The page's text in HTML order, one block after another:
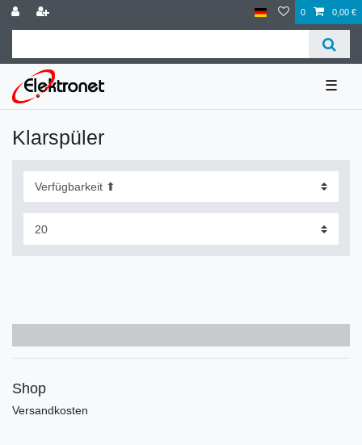
0 0,00 €
☰
Klarspüler
Shop
Versandkosten